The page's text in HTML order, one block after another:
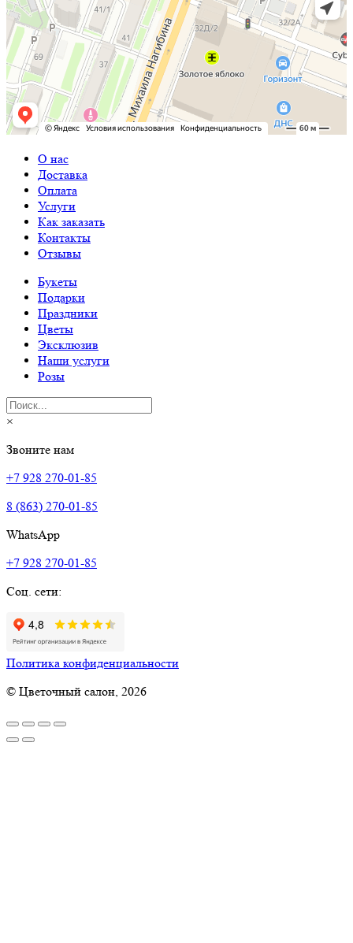
О нас
Доставка
Оплата
Услуги
Как заказать
Контакты
Отзывы
Букеты
Подарки
Праздники
Цветы
Эксклюзив
Наши услуги
Розы
×
Звоните нам
+7 928 270-01-85
8 (863) 270-01-85
WhatsApp
+7 928 270-01-85
Соц. сети:
Политика конфиденциальности
© Цветочный салон, 2026